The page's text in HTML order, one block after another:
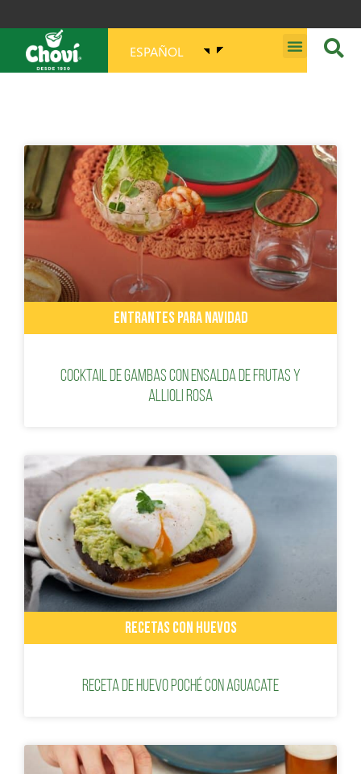
ESPAÑOL
ENTRANTES PARA NAVIDAD
Cocktail de gambas con ensalda de frutas y
Allioli rosa
RECETAS CON HUEVOS
Receta de Huevo poché con aguacate